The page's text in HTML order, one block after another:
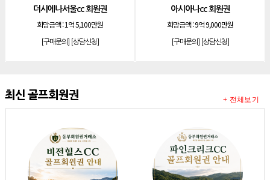
소노 이그젝큐티브 회원제 무기명
[리조트] 소노호텔앤리조트 골드 회원제 무기명
[리조트]소노호텔앤리조트 골드 등기 기명
소노호텔앤리조트 스위트 등기 무기명
소노호텔앤리조트 스위트 등기 기명
소노호텔앤리조트 이그제큐티브 무기명 회원제
더시에나서울cc 회원권
희망금액 :1억 5,100만원
[구매문의] [상담신청]
아시아나cc 회원권
희망금액 :9억 9,000만원
[구매문의] [상담신청]
최신 골프회원권 + 전체보기